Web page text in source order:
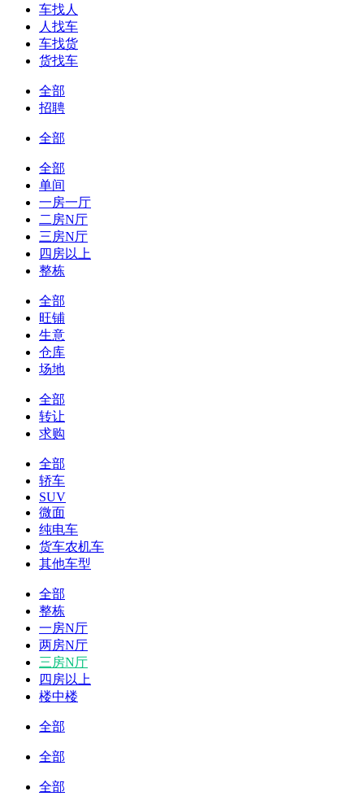
车找人
人找车
车找货
货找车
全部
招聘
全部
全部
单间
一房一厅
二房N厅
三房N厅
四房以上
整栋
全部
旺铺
生意
仓库
场地
全部
转让
求购
全部
轿车
SUV
微面
纯电车
货车农机车
其他车型
全部
整栋
一房N厅
两房N厅
三房N厅
四房以上
楼中楼
全部
全部
全部